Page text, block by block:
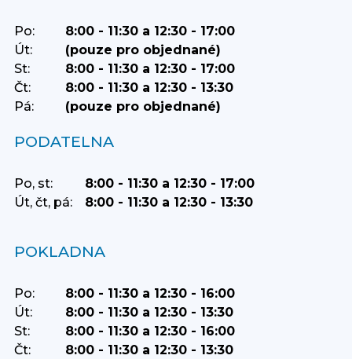
Po:
8:00 - 11:30 a 12:30 - 17:00
Út:
(pouze pro objednané)
St:
8:00 - 11:30 a 12:30 - 17:00
Čt:
8:00 - 11:30 a 12:30 - 13:30
Pá:
(pouze pro objednané)
PODATELNA
Po, st:
8:00 - 11:30 a 12:30 - 17:00
Út, čt, pá:
8:00 - 11:30 a 12:30 - 13:30
POKLADNA
Po:
8:00 - 11:30 a 12:30 - 16:00
Út:
8:00 - 11:30 a 12:30 - 13:30
St:
8:00 - 11:30 a 12:30 - 16:00
Čt:
8:00 - 11:30 a 12:30 - 13:30